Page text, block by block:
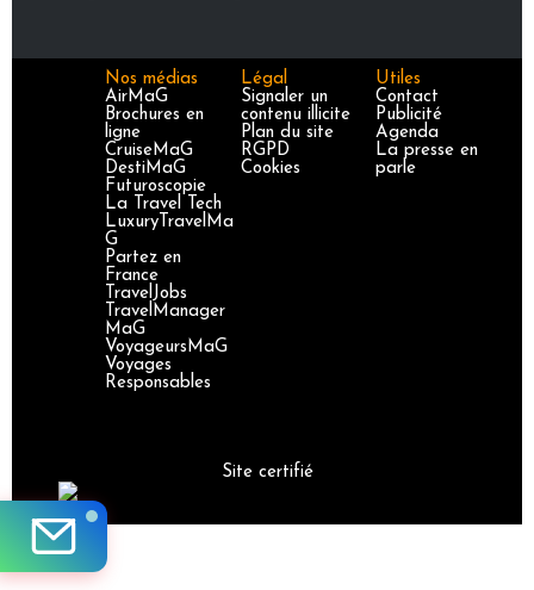
Nos médias
AirMaG
Brochures en
ligne
CruiseMaG
DestiMaG
Futuroscopie
La Travel Tech
LuxuryTravelMa
G
Partez en
France
TravelJobs
TravelManager
MaG
VoyageursMaG
Voyages
Responsables
Légal
Signaler un
contenu illicite
Plan du site
RGPD
Cookies
Utiles
Contact
Publicité
Agenda
La presse en
parle
Site certifié